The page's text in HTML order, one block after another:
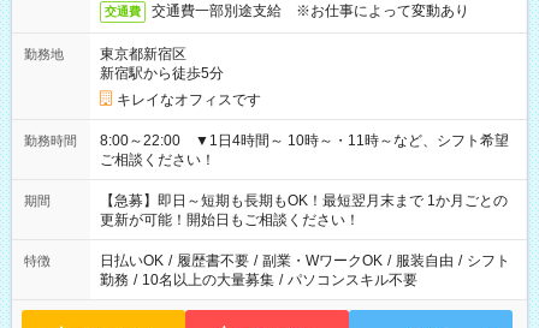
交通費 交通費一部別途支給 ※お仕事によって変動あり
勤務地
東京都新宿区
新宿駅から徒歩5分
キレイなオフィスです
勤務時間
8:00～22:00 ▼1日4時間～ 10時～・11時～など、シフト希望
ご相談ください！
期間
【急募】即日～短期も長期もOK！最短翌月末まで 1か月ごとの
更新が可能！開始日もご相談ください！
特徴 日払いOK / 履歴書不要 / 副業・WワークOK / 服装自由 / シフト
勤務 / 10名以上の大量募集 / パソコンスキル不要